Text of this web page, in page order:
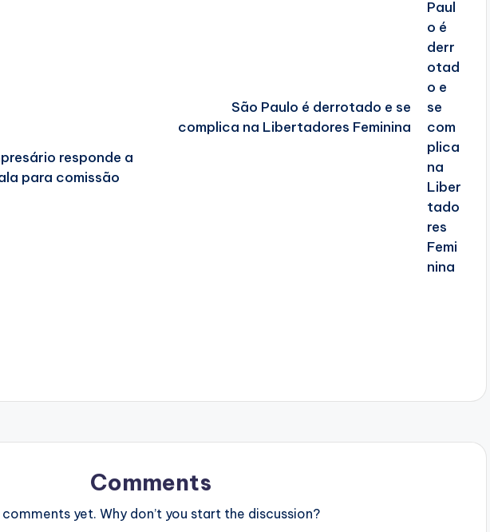
responde a
para comissão
São Paulo é derrotado e se
complica na Libertadores Feminina
Comments
comments yet. Why don’t you start the discussion?